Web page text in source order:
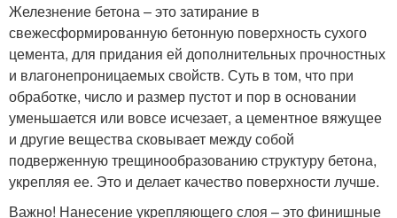
Железнение бетона – это затирание в
свежесформированную бетонную поверхность сухого
цемента, для придания ей дополнительных прочностных
и влагонепроницаемых свойств. Суть в том, что при
обработке, число и размер пустот и пор в основании
уменьшается или вовсе исчезает, а цементное вяжущее
и другие вещества сковывает между собой
подверженную трещинообразованию структуру бетона,
укрепляя ее. Это и делает качество поверхности лучше.
Важно! Нанесение укрепляющего слоя – это финишные